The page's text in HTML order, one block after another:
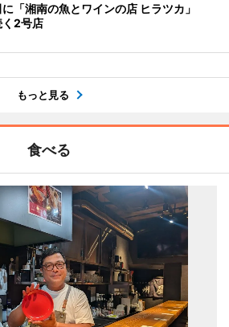
に「湘南の魚とワインの店 ヒラツカ」
2号店
もっと見る
食べる